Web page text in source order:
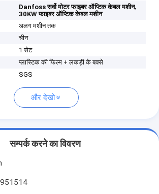
Danfoss सर्वो मोटर फाइबर ऑप्टिक केबल मशीन,
30KW फाइबर ऑप्टिक केबल मशीन
अलग मशीन तक
चीन
1 सेट
प्लास्टिक की फिल्म + लकड़ी के बक्से
SGS
और देखो
सम्पर्क करने का विवरण